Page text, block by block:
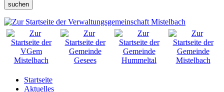
suchen
Startseite
Aktuelles